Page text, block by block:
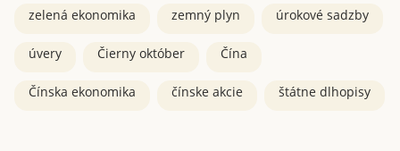
zelená ekonomika zemný plyn úrokové sadzby
úvery Čierny október Čína
Čínska ekonomika čínske akcie štátne dlhopisy